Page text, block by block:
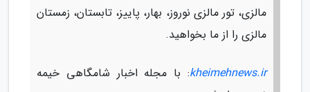
مالزی، تور مالزی نوروز، بهار، پاییز، تابستان، زمستان
مالزی را از ما بخواهید.
kheimehnews.ir: با مجله اخبار شامگاهی خیمه